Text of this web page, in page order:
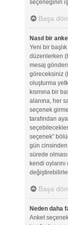
seçeneğinin
Başa dön
Nasıl bir
Yeni bir
düzenlerken
mesaj
göreceksiniz
oluşturma
kısmına bir
alanına, her
seçenek
tarafından
seçenek”
gün cinsinden
sürede
kendi
Başa dön
Neden daha
Anket